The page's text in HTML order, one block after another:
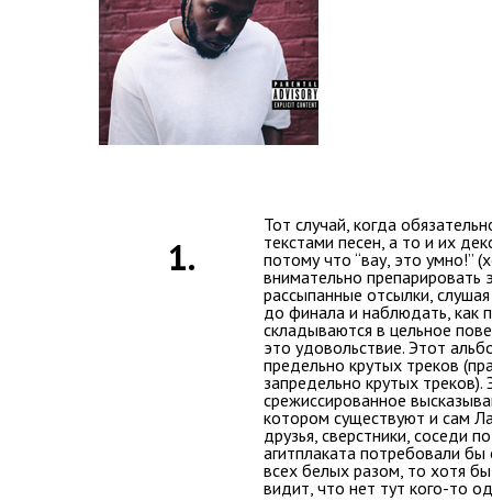
1.
Тот случай, когда
текстами песен, а то и их
потому что “вау, это умно!”
внимательно препарировать
рассыпанные отсылки,
до финала и наблюдать, как
складываются в цельное
это удовольствие. Этот
предельно крутых треков
запредельно крутых
срежиссированное
котором существуют и сам
друзья, сверстники, соседи
агитплаката потребовали
всех белых разом, то хотя
видит, что нет тут кого-то